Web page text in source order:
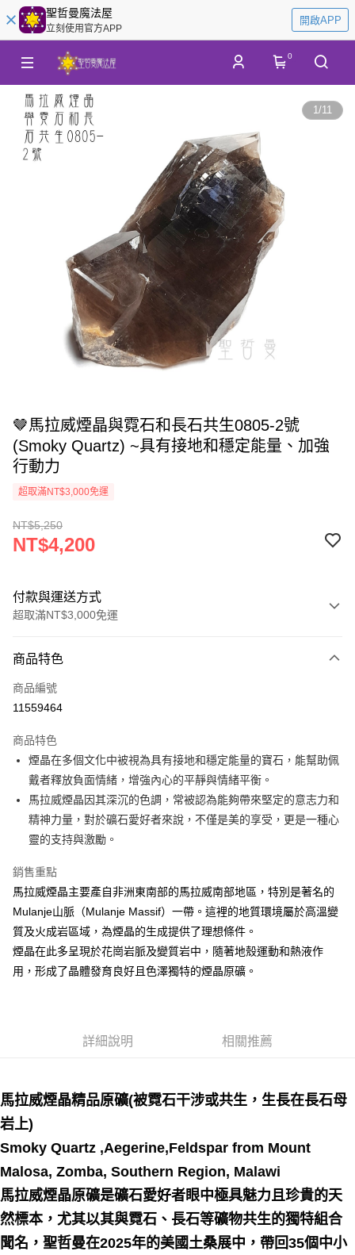
聖哲曼魔法屋
立刻使用官方APP
開啟APP
0
1/11
🤎馬拉威煙晶與霓石和長石共生0805-2號
(Smoky Quartz) ~具有接地和穩定能量、加強
行動力
超取滿NT$3,000免運
NT$5,250
NT$4,200
付款與運送方式
超取滿NT$3,000免運
信用卡一次付款
超商取貨付款
Apple Pay
街口支付
悠遊付
ATM付款
全家取貨付款
每筆NT$80，滿NT$3,000(含以上)免運費
7-11取貨付款
每筆NT$80，滿NT$3,000(含以上)免運費
免運費
商品特色
商品編號
11559464
商品特色
煙晶在多個文化中被視為具有接地和穩定能量的寶石，能幫助佩
戴者釋放負面情緒，增強內心的平靜與情緒平衡。
馬拉威煙晶因其深沉的色調，常被認為能夠帶來堅定的意志力和
精神力量，對於礦石愛好者來說，不僅是美的享受，更是一種心
靈的支持與激勵。
銷售重點
馬拉威煙晶主要產自非洲東南部的馬拉威南部地區，特別是著名的
Mulanje山脈（Mulanje Massif）一帶。這裡的地質環境屬於高溫變
質及火成岩區域，為煙晶的生成提供了理想條件。
煙晶在此多呈現於花崗岩脈及變質岩中，隨著地殼運動和熱液作
用，形成了晶體發育良好且色澤獨特的煙晶原礦。
詳細說明 相關推薦
馬拉威煙晶精品原礦(被霓石干涉或共生，生長在長石母
岩上)
Smoky Quartz ,Aegerine,Feldspar from Mount
Malosa, Zomba, Southern Region, Malawi
馬拉威煙晶原礦是礦石愛好者眼中極具魅力且珍貴的天
然標本，尤其以其與霓石、長石等礦物共生的獨特組合
聞名，聖哲曼在2025年的美國土桑展中，帶回35個中小